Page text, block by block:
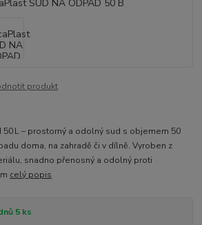
produkt
50 L – prostorný a odolný sud s objemem 50
doma, na zahradě či v dílně. Vyroben z
snadno přenosný a odolný proti
celý popis
5 ks